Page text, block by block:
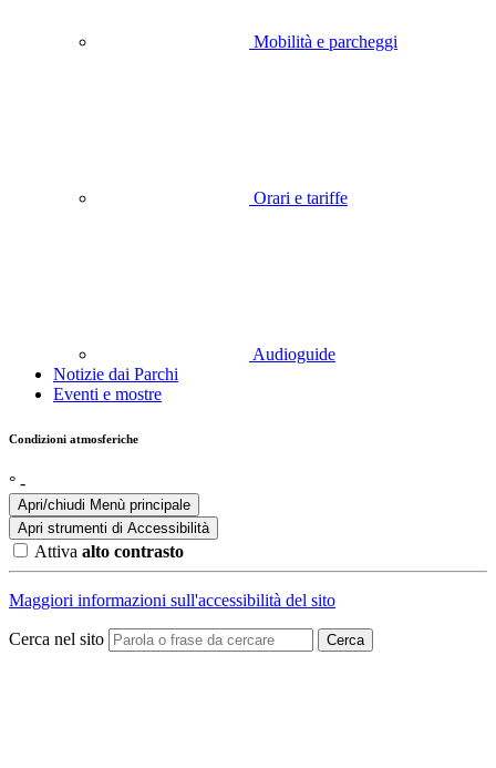
Mobilità e parcheggi
Orari e tariffe
Audioguide
Notizie dai Parchi
Eventi e mostre
Condizioni atmosferiche
° -
Apri/chiudi Menù principale
Apri strumenti di Accessibilità
Attiva alto contrasto
Maggiori informazioni sull'accessibilità del sito
Cerca nel sito Cerca